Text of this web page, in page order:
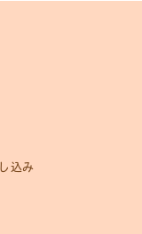
込み